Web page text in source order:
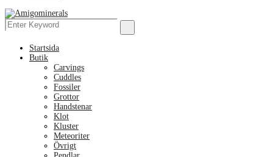
Menu
Search
for:
Search
Startsida
Butik
Carvings
Cuddles
Fossiler
Grottor
Handstenar
Klot
Kluster
Meteoriter
Övrigt